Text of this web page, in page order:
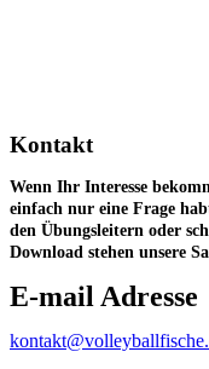
Kontakt
Wenn Ihr Interesse
einfach nur eine Frage
den Übungsleitern oder
Download stehen unsere
E-mail Adresse